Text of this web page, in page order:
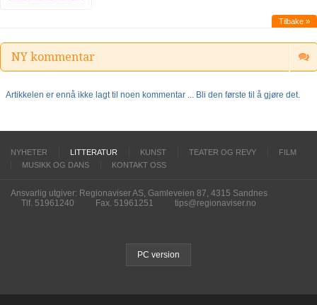
Tilbake »
NY kommentar
Artikkelen er ennå ikke lagt til noen kommentar ... Bli den første til å gjøre det.
NYHETER LITTERATUR KUNST TEATER OG REVY
FILM
MUSIKK OG DANS
KONTAKT OSS
Ansvarlig utgiver: Regionaviser AS, Gamleveien 87, 4315 Sandnes
Tlf. 51961240
Fax. 51961251 tips@regionaviser.no
PC version